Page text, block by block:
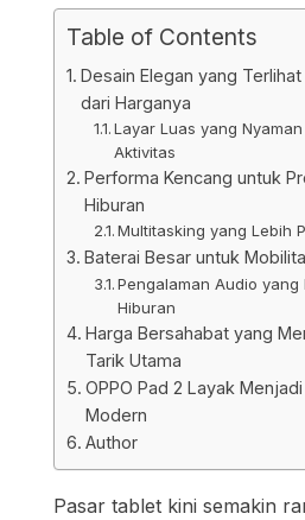
Table of Contents
Desain Elegan yang
dari Harganya
Layar Luas yang
Aktivitas
Performa Kencang untuk
Hiburan
Multitasking yang Lebih
Baterai Besar untuk
Pengalaman Audio yang
Hiburan
Harga Bersahabat yang
Tarik Utama
OPPO Pad 2 Layak
Modern
Author
Pasar tablet kini semakin